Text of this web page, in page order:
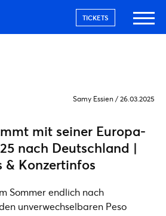
TICKETS
Samy Essien / 26.03.2025
mit seiner Europa-
nach Deutschland |
& Konzertinfos
Sommer endlich nach
unverwechselbaren Peso